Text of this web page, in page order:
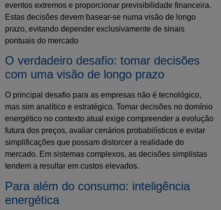
eventos extremos e proporcionar previsibilidade financeira.
Estas decisões devem basear-se numa visão de longo
prazo, evitando depender exclusivamente de sinais
pontuais do mercado
O verdadeiro desafio: tomar decisões
com uma visão de longo prazo
O principal desafio para as empresas não é tecnológico,
mas sim analítico e estratégico. Tomar decisões no domínio
energético no contexto atual exige compreender a evolução
futura dos preços, avaliar cenários probabilísticos e evitar
simplificações que possam distorcer a realidade do
mercado. Em sistemas complexos, as decisões simplistas
tendem a resultar em custos elevados.
Para além do consumo: inteligência
energética